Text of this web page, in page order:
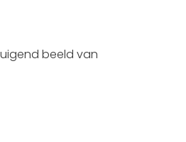
beeld van